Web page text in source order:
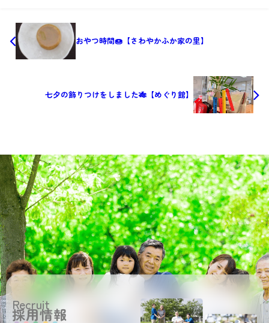
おやつ時間🍩【さわやかふか家の里】
七夕の飾りつけをしました🎋【めぐり館】
Recruit
採用情報